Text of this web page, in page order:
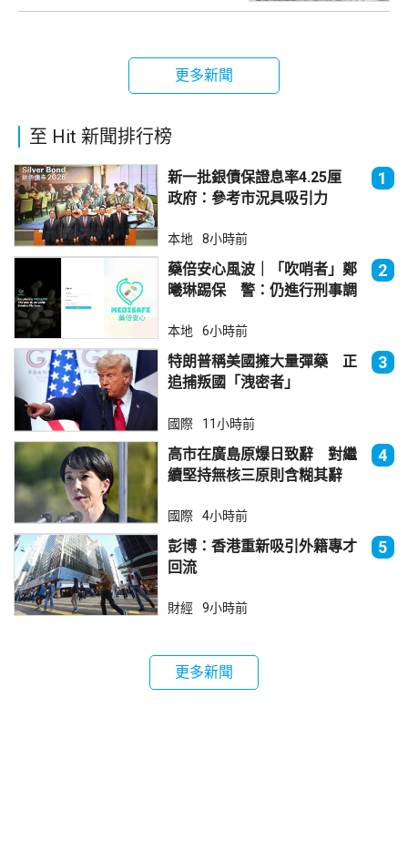
更多新聞
至 Hit 新聞排行榜
新一批銀債保證息率4.25厘
政府：參考市況具吸引力
1
本地 8小時前
藥倍安心風波｜「吹哨者」鄭
曦琳踢保 警：仍進行刑事調
2
本地 6小時前
特朗普稱美國擁大量彈藥 正
追捕叛國「洩密者」
3
國際 11小時前
高市在廣島原爆日致辭 對繼
續堅持無核三原則含糊其辭
4
國際 4小時前
彭博：香港重新吸引外籍專才
回流
5
財經 9小時前
更多新聞